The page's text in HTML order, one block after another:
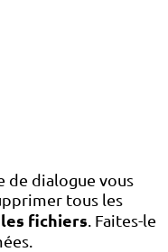
de dialogue vous
tous les
fichiers. Faites-le